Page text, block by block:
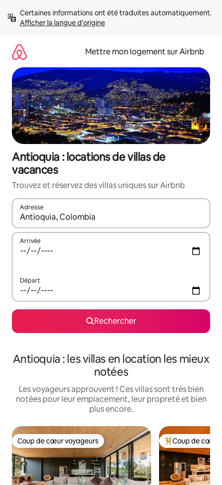
directement
Afficher la langue d'origine
Mettre mon logement sur Airbnb
Antioquia : locations de villas de
vacances
Trouvez et réservez des villas uniques sur Airbnb
Adresse
Lorsque les résultats s'affichent, utilisez les flèches vers le
Arrivée
Départ
Rechercher
Antioquia : les villas en location les mieux
notées
Les voyageurs approuvent ! Ces villas sont très bien
notées pour leur emplacement, leur propreté et bien
plus encore.
Coup de cœur voyageurs
Coup de cœur voyageurs Coups de cœur
Coup de cœur